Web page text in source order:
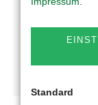
Standard